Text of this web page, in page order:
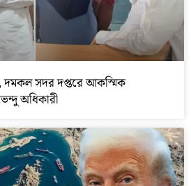
দমকল সদর দপ্তরে আকস্মিক
অধিকারী